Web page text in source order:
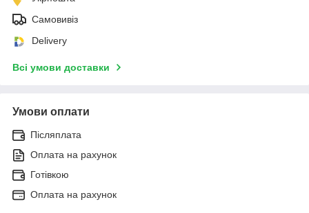
Самовивіз
Delivery
Всі умови доставки
Умови оплати
Післяплата
Оплата на рахунок
Готівкою
Оплата на рахунок